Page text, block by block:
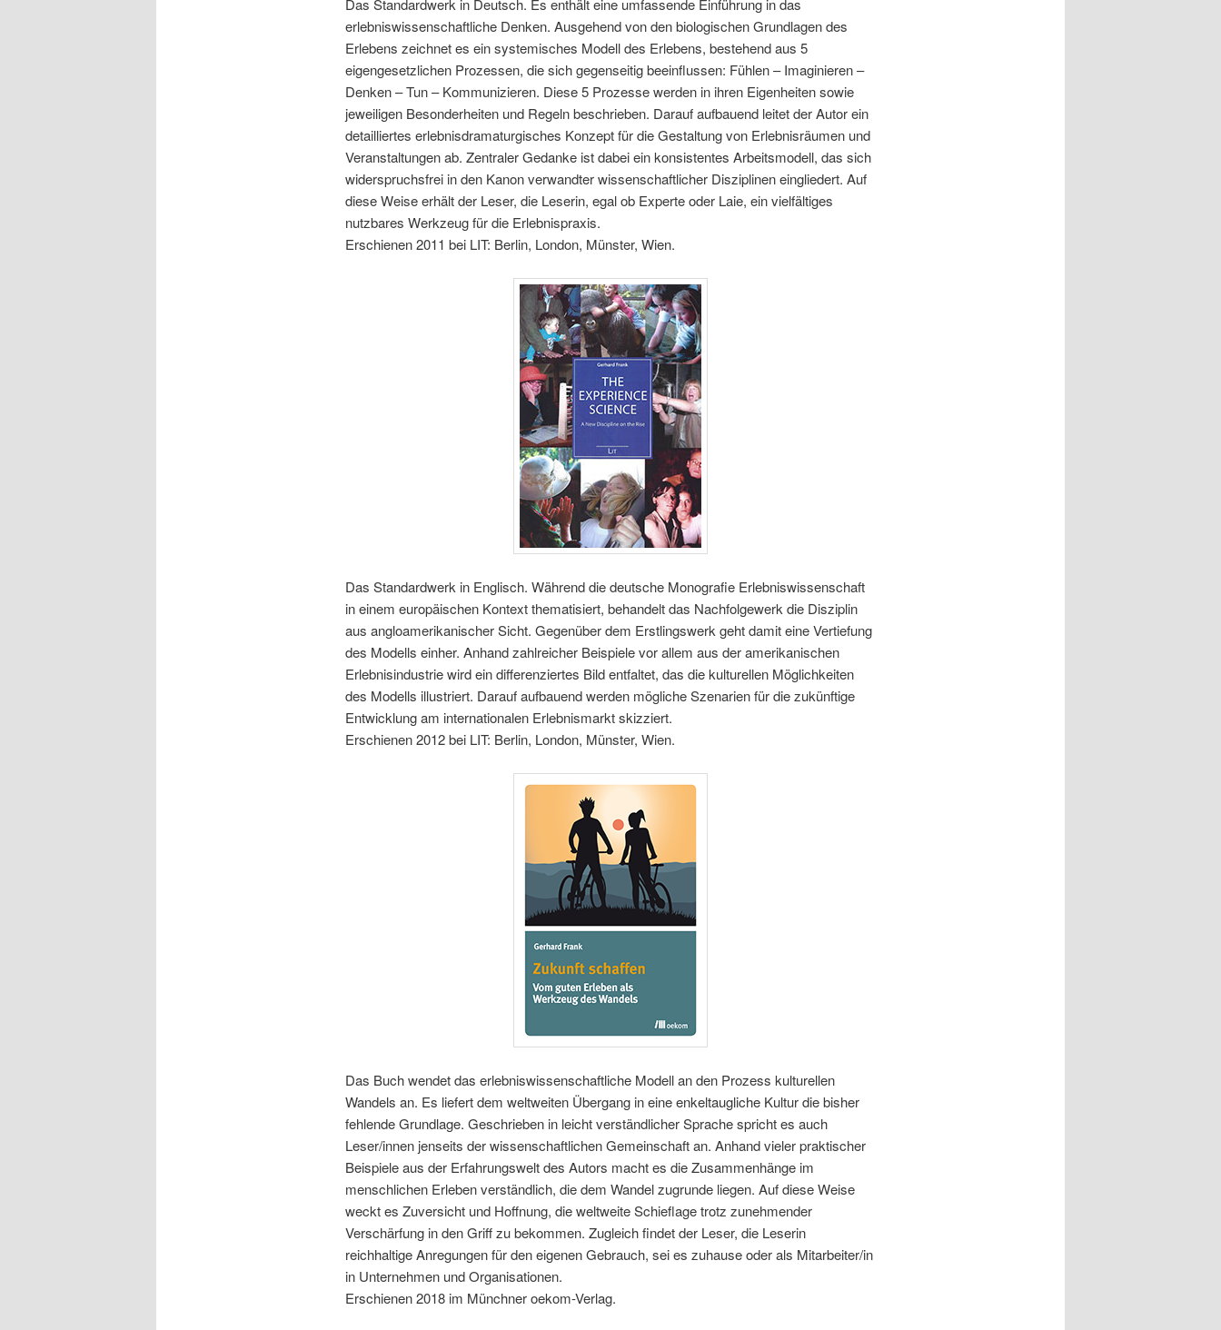
Das Standardwerk in Deutsch. Es enthält eine umfassende Einführung in das
erlebniswissenschaftliche Denken. Ausgehend von den biologischen Grundlagen des
Erlebens zeichnet es ein systemisches Modell des Erlebens, bestehend aus 5
eigengesetzlichen Prozessen, die sich gegenseitig beeinflussen: Fühlen – Imaginieren –
Denken – Tun – Kommunizieren. Diese 5 Prozesse werden in ihren Eigenheiten sowie
jeweiligen Besonderheiten und Regeln beschrieben. Darauf aufbauend leitet der Autor ein
detailliertes erlebnisdramaturgisches Konzept für die Gestaltung von Erlebnisräumen und
Veranstaltungen ab. Zentraler Gedanke ist dabei ein konsistentes Arbeitsmodell, das sich
widerspruchsfrei in den Kanon verwandter wissenschaftlicher Disziplinen eingliedert. Auf
diese Weise erhält der Leser, die Leserin, egal ob Experte oder Laie, ein vielfältiges
nutzbares Werkzeug für die Erlebnispraxis.
Erschienen 2011 bei LIT: Berlin, London, Münster, Wien.
Das Standardwerk in Englisch. Während die deutsche Monografie Erlebniswissenschaft
in einem europäischen Kontext thematisiert, behandelt das Nachfolgewerk die Disziplin
aus angloamerikanischer Sicht. Gegenüber dem Erstlingswerk geht damit eine Vertiefung
des Modells einher. Anhand zahlreicher Beispiele vor allem aus der amerikanischen
Erlebnisindustrie wird ein differenziertes Bild entfaltet, das die kulturellen Möglichkeiten
des Modells illustriert. Darauf aufbauend werden mögliche Szenarien für die zukünftige
Entwicklung am internationalen Erlebnismarkt skizziert.
Erschienen 2012 bei LIT: Berlin, London, Münster, Wien.
Das Buch wendet das erlebniswissenschaftliche Modell an den Prozess kulturellen
Wandels an. Es liefert dem weltweiten Übergang in eine enkeltaugliche Kultur die bisher
fehlende Grundlage. Geschrieben in leicht verständlicher Sprache spricht es auch
Leser/innen jenseits der wissenschaftlichen Gemeinschaft an. Anhand vieler praktischer
Beispiele aus der Erfahrungswelt des Autors macht es die Zusammenhänge im
menschlichen Erleben verständlich, die dem Wandel zugrunde liegen. Auf diese Weise
weckt es Zuversicht und Hoffnung, die weltweite Schieflage trotz zunehmender
Verschärfung in den Griff zu bekommen. Zugleich findet der Leser, die Leserin
reichhaltige Anregungen für den eigenen Gebrauch, sei es zuhause oder als Mitarbeiter/in
in Unternehmen und Organisationen.
Erschienen 2018 im Münchner oekom-Verlag.